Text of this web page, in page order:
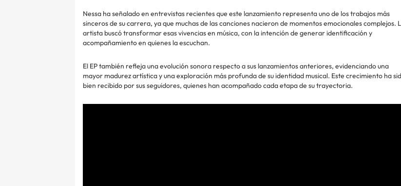
Nessa ha señalado en entrevistas recientes que este lanzamiento representa uno de los trabajos más
sinceros de su carrera, ya que muchas de las canciones nacieron de momentos emocionales complejos.
artista buscó transformar esas vivencias en música, con la intención de generar identificación y
acompañamiento en quienes la escuchan.
El EP también refleja una evolución sonora respecto a sus lanzamientos anteriores, evidenciando una
mayor madurez artística y una exploración más profunda de su identidad musical. Este crecimiento ha
bien recibido por sus seguidores, quienes han acompañado cada etapa de su trayectoria.